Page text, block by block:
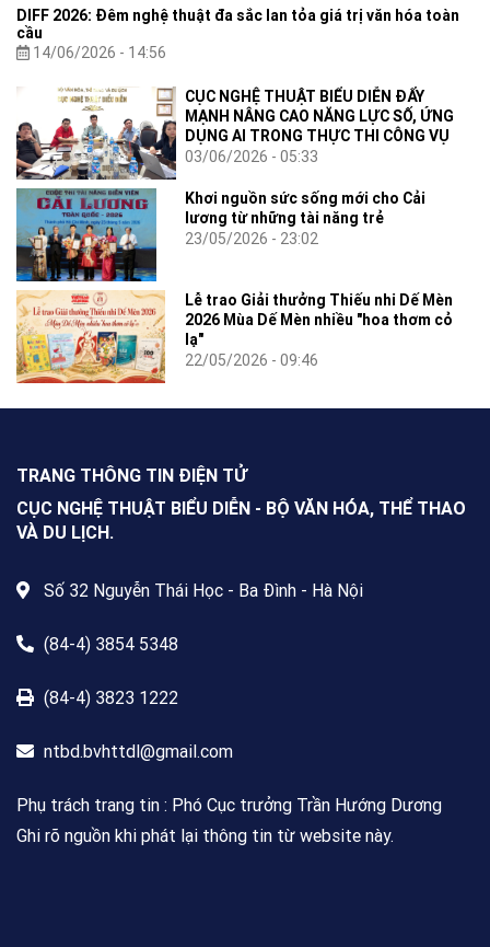
DIFF 2026: Đêm nghệ thuật đa sắc lan tỏa giá trị văn hóa toàn
cầu
14/06/2026 - 14:56
CỤC NGHỆ THUẬT BIỂU DIỄN ĐẨY
MẠNH NÂNG CAO NĂNG LỰC SỐ, ỨNG
DỤNG AI TRONG THỰC THI CÔNG VỤ
03/06/2026 - 05:33
Khơi nguồn sức sống mới cho Cải
lương từ những tài năng trẻ
23/05/2026 - 23:02
Lễ trao Giải thưởng Thiếu nhi Dế Mèn
2026 Mùa Dế Mèn nhiều "hoa thơm cỏ
lạ"
22/05/2026 - 09:46
TRANG THÔNG TIN ĐIỆN TỬ
CỤC NGHỆ THUẬT BIỂU DIỄN - BỘ VĂN HÓA, THỂ THAO
VÀ DU LỊCH.
Số 32 Nguyễn Thái Học - Ba Đình - Hà Nội
(84-4) 3854 5348
(84-4) 3823 1222
ntbd.bvhttdl@gmail.com
Phụ trách trang tin : Phó Cục trưởng Trần Hướng Dương
Ghi rõ nguồn khi phát lại thông tin từ website này.